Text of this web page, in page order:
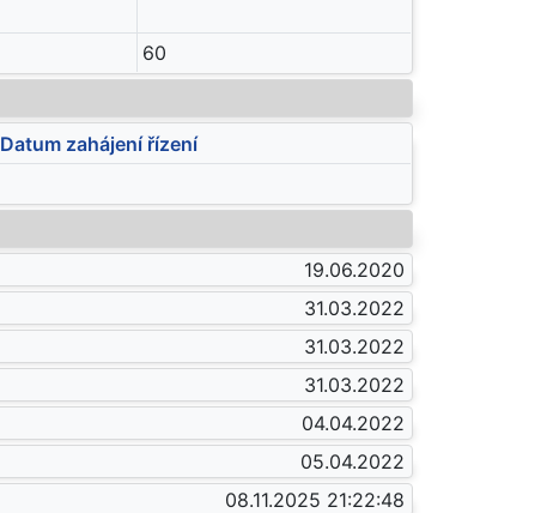
60
Datum zahájení řízení
19.06.2020
31.03.2022
31.03.2022
31.03.2022
04.04.2022
05.04.2022
08.11.2025 21:22:48